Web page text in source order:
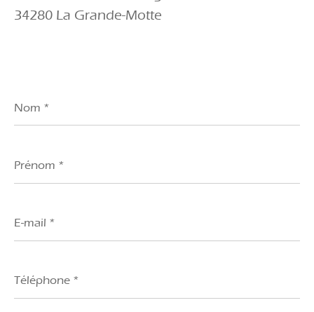
34280 La Grande-Motte
*
*
mail
*
*